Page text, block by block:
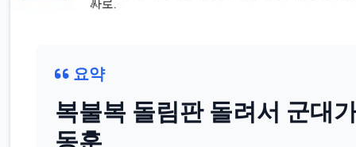
요약
복불복 돌림판 돌려서 군대
동훈